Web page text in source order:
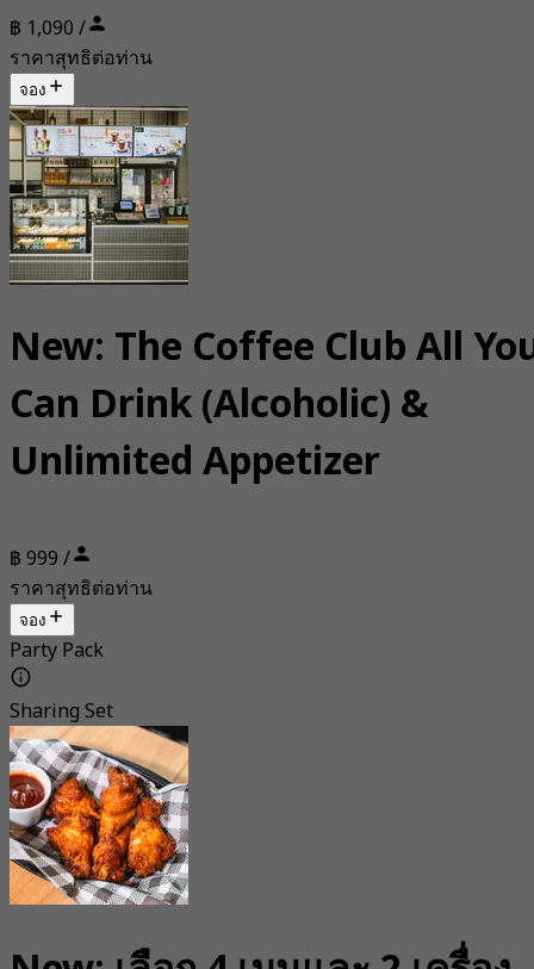
฿ 1,090 /
ราคาสุทธิต่อท่าน
จอง
New: The Coffee Club All
Can Drink (Alcoholic) &
Unlimited Appetizer
฿ 999 /
ราคาสุทธิต่อท่าน
จอง
Party Pack
Sharing Set